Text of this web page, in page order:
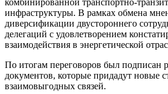
инфраструктуры. В рамках обмена
диверсификации двустороннего
делегаций с удовлетворением
взаимодействия в энергетической
По итогам переговоров был подписан
документов, которые придадут новые
взаимовыгодных связей.